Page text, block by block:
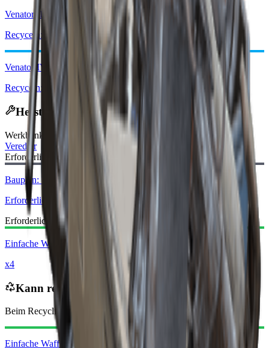
Venator III
Recyceln: x3
Venator IV
Recyceln: x3
Herstellungsrezept
Werkbank
Veredler
Erforderlicher Bauplan:
Bauplan: Teile für Waffe mit mittlerer Munition
Erforderlich
Erforderliche Materialien:
Einfache Waffenteile
x4
Kann recycelt werden zu
Beim Recycling erhältst du Raider-Münzen
Einfache Waffenteile